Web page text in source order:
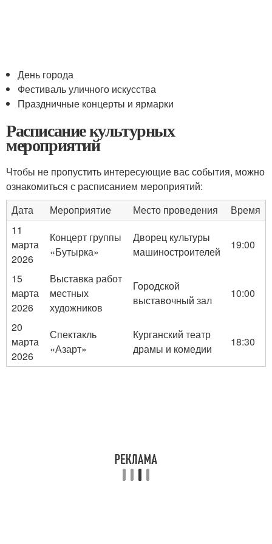
День города
Фестиваль уличного искусства
Праздничные концерты и ярмарки
Расписание культурных
мероприятий
Чтобы не пропустить интересующие вас события, можно
ознакомиться с расписанием мероприятий:
Дата
Мероприятие Место проведения
Время
11
марта
2026
Концерт группы
«Бутырка»
Дворец культуры
машиностроителей
19:00
15
марта
2026
Выставка работ
местных
художников
Городской
выставочный зал
10:00
20
марта
2026
Спектакль
«Азарт»
Курганский театр
драмы и комедии
18:30